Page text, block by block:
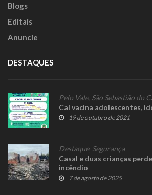
Blogs
Editais
Anuncie
DESTAQUES
Pelo Vale, São Sebastião do
Caí vacina adolescentes,
19 de outubro de 2021
Destaque, Segurança
Casal e duas crianças
incêndio
7 de agosto de 2025